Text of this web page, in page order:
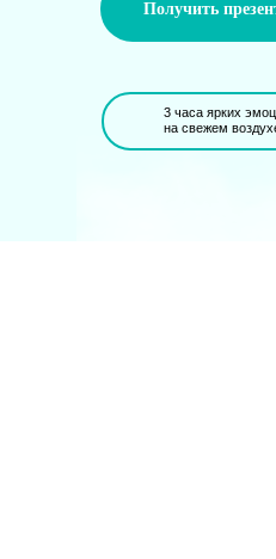
3 часа ярких
на свежем
Получить